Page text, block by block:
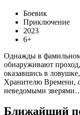
Боевик
Приключение
2023
6+
Однажды в фамильном
обнаруживают
оказавшись в
Хранителю Времени,
неведомыми
Ближайший